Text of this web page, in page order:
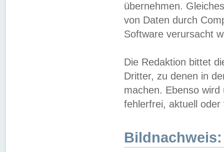
übernehmen.
von Daten durch
Software verursacht
Die Redaktion bittet
Dritter, zu denen in
machen. Ebenso
fehlerfrei, aktuell oder
Bildnachweis: